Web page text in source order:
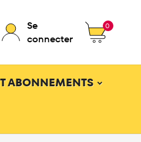
Se
connecter
0
ABONNEMENTS